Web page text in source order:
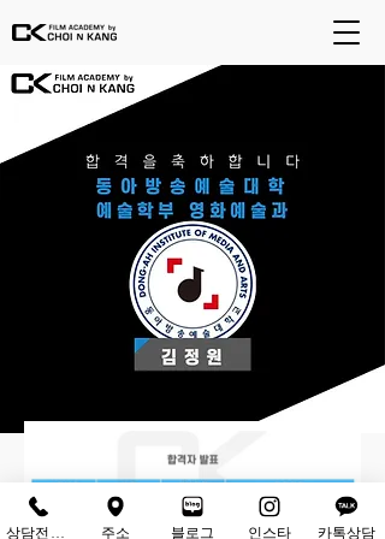
주소 블로그 인스타 카톡상담